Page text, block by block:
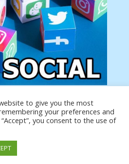
aquí con un link de tu
to give you the most
your preferences and
you consent to the use of
web/?